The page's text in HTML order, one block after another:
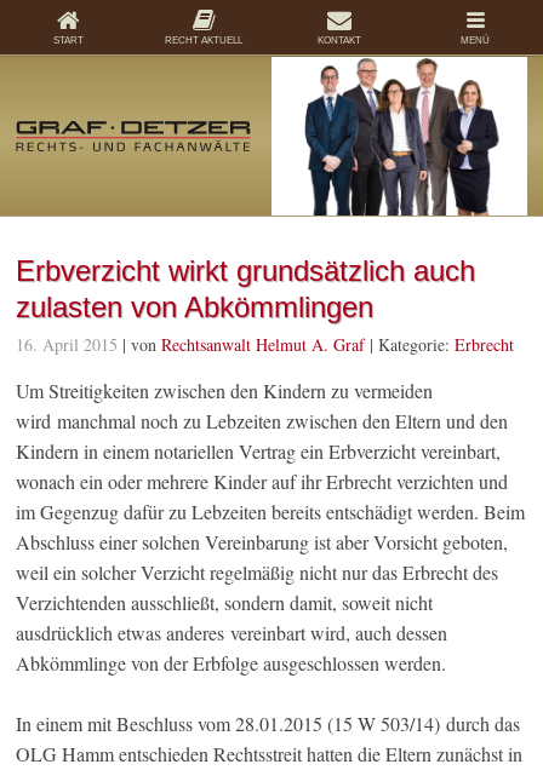
Erbverzicht wirkt grundsätzlich auch
zulasten von Abkömmlingen
16. April 2015 | vonRechtsanwalt Helmut A. Graf| Kategorie:Erbrecht
Um Streitigkeiten zwischen den Kindern zu vermeiden
wird manchmal noch zu Lebzeiten zwischen den Eltern und den
Kindern in einem notariellen Vertrag ein Erbverzicht vereinbart,
wonach ein oder mehrere Kinder auf ihr Erbrecht verzichten und
im Gegenzug dafür zu Lebzeiten bereits entschädigt werden. Beim
Abschluss einer solchen Vereinbarung ist aber Vorsicht geboten,
weil ein solcher Verzicht regelmäßig nicht nur das Erbrecht des
Verzichtenden ausschließt, sondern damit, soweit nicht
ausdrücklich etwas anderes vereinbart wird, auch dessen
Abkömmlinge von der Erbfolge ausgeschlossen werden.
In einem mit Beschluss vom 28.01.2015 (15 W 503/14) durch das
OLG Hamm entschieden Rechtsstreit hatten die Eltern zunächst in
START RECHT AKTUELL KONTAKT MENÜ